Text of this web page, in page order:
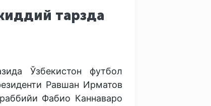
тарзда
Ўзбекистон футбол
Равшан Ирматов
Фабио Каннаваро